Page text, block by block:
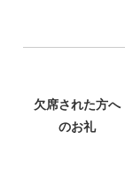
欠席された方へ
のお礼